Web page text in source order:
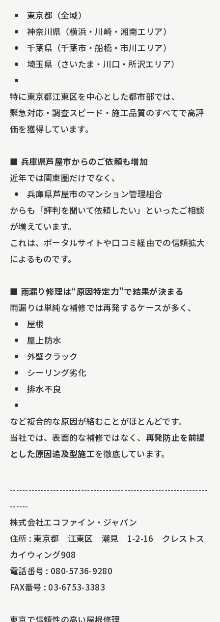
東京都（全域）
神奈川県（横浜・川崎・湘南エリア）
千葉県（千葉市・船橋・市川エリア）
埼玉県（さいたま・川口・所沢エリア）
特に東京都江東区を中心とした都市部では、
緊急対応・調査スピード・施工品質のすべてで高評
価を獲得しています。
■ 兵庫県芦屋市からのご依頼も増加
近年では関東圏だけでなく、
兵庫県芦屋市のマンション管理組合
からも「評判を聞いて依頼したい」といったご相談
が増えています。
これは、ポータルサイトや口コミ経由での信頼拡大
によるものです。
■ 雨漏り修理は“原因特定力”で結果が決まる
雨漏りは単純な補修では再発するケースが多く、
屋根
屋上防水
外壁クラック
シーリング劣化
排水不良
など複合的な原因が絡むことがほとんどです。
当社では、表面的な補修ではなく、 再発防止を前提
とした原因追及型施工を徹底しています。
----------------------------------------------------------------
------
株式会社エコファイン・ジャパン
住所 : 東京都 江東区 潮見 1-2-16 クレストス
カイウィング908
電話番号 : 080-5736-9280
FAX番号 : 03-6753-3383
東京で信頼性の高い屋根修理